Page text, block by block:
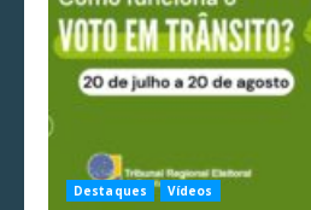
Destaques Vídeos